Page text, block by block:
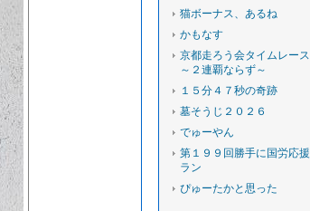
猫ボーナス、あるね
かもなす
京都走ろう会タイムレース
～２連覇ならず～
１５分４７秒の奇跡
墓そうじ２０２６
でゅーやん
第１９９回勝手に国労応援
ラン
ぴゅーたかと思った